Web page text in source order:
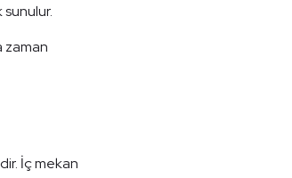
zaman
İç mekan